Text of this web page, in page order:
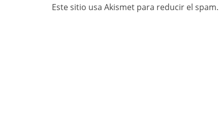
Este sitio usa Akismet para reducir el spam.